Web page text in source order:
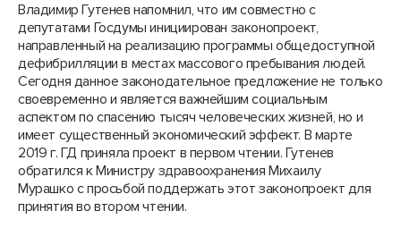
Владимир Гутенев напомнил, что им совместно с
депутатами Госдумы инициирован законопроект,
направленный на реализацию программы общедоступной
дефибрилляции в местах массового пребывания людей.
Сегодня данное законодательное предложение не только
своевременно и является важнейшим социальным
аспектом по спасению тысяч человеческих жизней, но и
имеет существенный экономический эффект. В марте
2019 г. ГД приняла проект в первом чтении. Гутенев
обратился к Министру здравоохранения Михаилу
Мурашко с просьбой поддержать этот законопроект для
принятия во втором чтении.